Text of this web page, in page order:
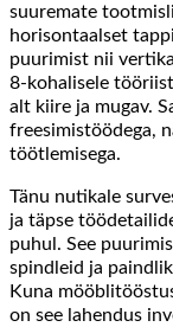
suuremate
horisontaalset
puurimist nii
8-kohalisele
alt kiire ja mugav.
freesimistöödega,
töötlemisega.
Tänu nutikale
ja täpse
puhul. See
spindleid ja
Kuna
on see lahendus